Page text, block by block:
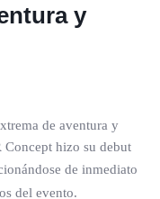
y
de aventura y
hizo su debut
de inmediato
del evento.